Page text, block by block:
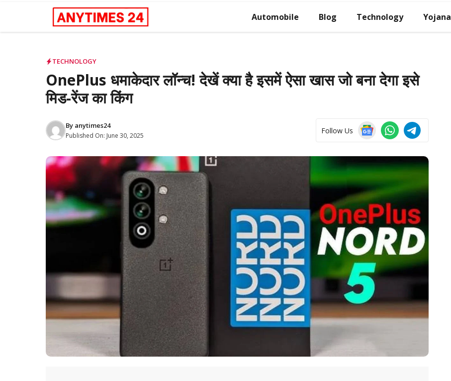
content
Automobile Blog Technology Yojana
TECHNOLOGY
OnePlus धमाकेदार लॉन्च! देखें क्या है इसमें ऐसा खास जो बना देगा इसे
मिड-रेंज का किंग
By anytimes24
Published On: June 30, 2025
Follow Us